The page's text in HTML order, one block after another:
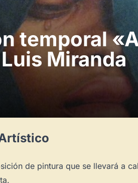
temporal
Miranda
de pintura que se llevará a